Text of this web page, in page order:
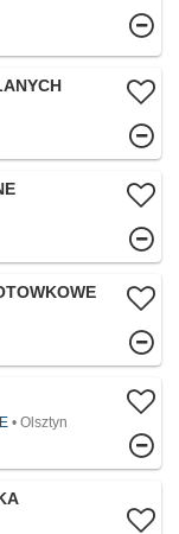
Olsztyn